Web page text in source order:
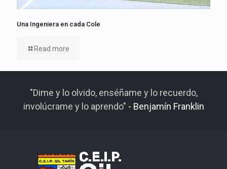
Una Ingeniera en cada Cole
Read more
"Dime y lo olvido, enséñame y lo recuerdo,
involúcrame y lo aprendo" - Benjamín Franklin